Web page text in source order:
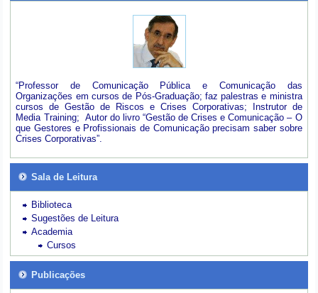
“Professor de Comunicação Pública e Comunicação das
Organizações em cursos de Pós-Graduação; faz palestras e ministra
cursos de Gestão de Riscos e Crises Corporativas; Instrutor de
Media Training; Autor do livro “Gestão de Crises e Comunicação – O
que Gestores e Profissionais de Comunicação precisam saber sobre
Crises Corporativas”.
Sala de Leitura
Biblioteca
Sugestões de Leitura
Academia
Cursos
Publicações